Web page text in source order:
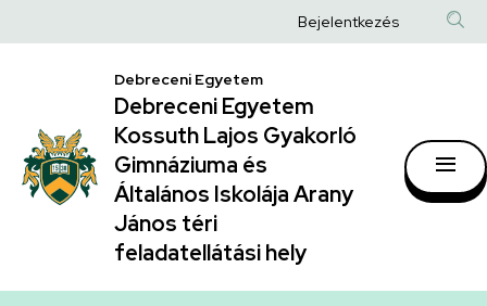
|
Debreceni
Egyetem
Kossuth
Lajos
Gyakorló
a
Anonim
fiók
menüje
Bejelentkezés
Debreceni Egyetem
Debreceni Egyetem
Kossuth Lajos Gyakorló
Gimnáziuma és
Általános Iskolája Arany
János téri
feladatellátási hely